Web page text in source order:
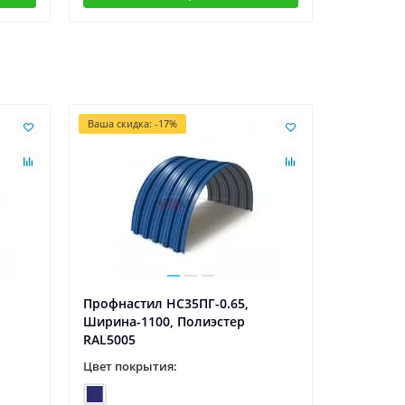
Ваша скидка: -17%
Профнастил НС35ПГ-0.65,
Ширина-1100, Полиэстер
RAL5005
Цвет покрытия: